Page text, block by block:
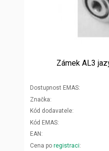
Zámek AL3
Dostupnost EMAS
Značka
Kód dodavatele
Kód EMAS
EAN
Cena po registraci